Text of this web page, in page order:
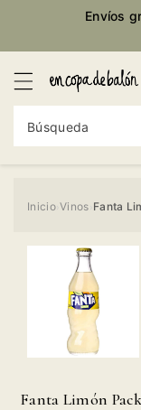
Envíos
Búsqueda
Inicio›Vinos Fanta
producto
Fanta Limón